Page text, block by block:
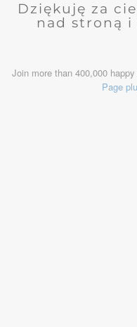
Dziękuję za
nad stroną
Join more than 400,000
Page